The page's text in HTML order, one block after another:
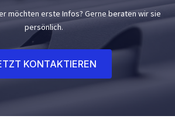
möchten erste Infos? Gerne beraten wir sie
persönlich.
KONTAKTIEREN